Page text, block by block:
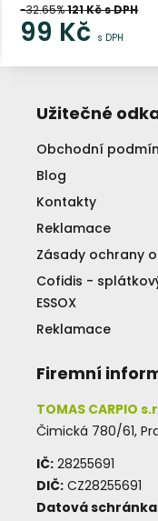
-32.65%121Kč s DPH
99 Kč s DPH
Užitečné
Obchodní
Blog
Kontakty
Reklamace
Zásady ochrany
Cofidis -
ESSOX
Reklamace
Firemní
TOMAS CARPIO
Čimická 780/61,
IČ: 28255691
DIČ: CZ28255691
Datová